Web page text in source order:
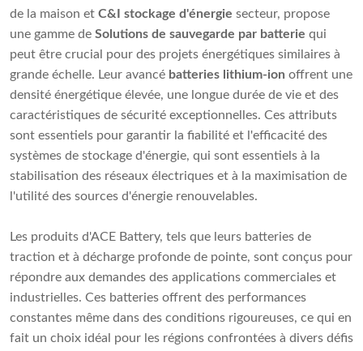
de la maison et C&I stockage d'énergie secteur, propose
une gamme de Solutions de sauvegarde par batterie qui
peut être crucial pour des projets énergétiques similaires à
grande échelle. Leur avancé batteries lithium-ion offrent une
densité énergétique élevée, une longue durée de vie et des
caractéristiques de sécurité exceptionnelles. Ces attributs
sont essentiels pour garantir la fiabilité et l'efficacité des
systèmes de stockage d'énergie, qui sont essentiels à la
stabilisation des réseaux électriques et à la maximisation de
l'utilité des sources d'énergie renouvelables.
Les produits d'ACE Battery, tels que leurs batteries de
traction et à décharge profonde de pointe, sont conçus pour
répondre aux demandes des applications commerciales et
industrielles. Ces batteries offrent des performances
constantes même dans des conditions rigoureuses, ce qui en
fait un choix idéal pour les régions confrontées à divers défis